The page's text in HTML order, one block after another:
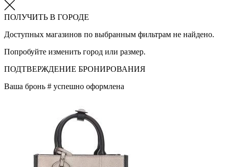
ПОЛУЧИТЬ В ГОРОДЕ
Доступных магазинов по выбранным фильтрам не найдено.
Попробуйте изменить город или размер.
ПОДТВЕРЖДЕНИЕ БРОНИРОВАНИЯ
Ваша бронь # успешно оформлена